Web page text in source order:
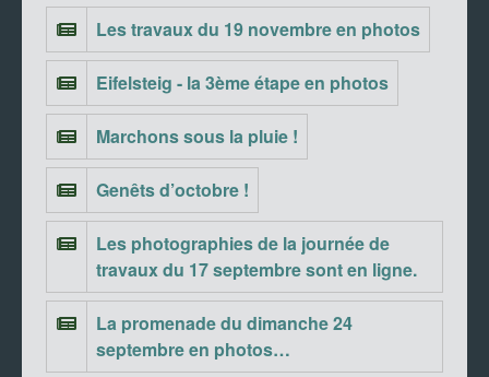
Les travaux du 19 novembre en photos
Eifelsteig - la 3ème étape en photos
Marchons sous la pluie !
Genêts d’octobre !
Les photographies de la journée de
travaux du 17 septembre sont en ligne.
La promenade du dimanche 24
septembre en photos…